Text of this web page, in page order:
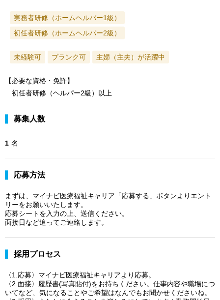
実務者研修（ホームヘルパー1級）
初任者研修（ホームヘルパー2級）
未経験可 ブランク可 主婦（主夫）が活躍中
【必要な資格・免許】
初任者研修（ヘルパー2級）以上
募集人数
1 名
応募方法
まずは、マイナビ医療福祉キャリア「応募する」ボタンよりエント
リーをお願いいたします。
応募シートを入力の上、送信ください。
面接日など追ってご連絡します。
採用プロセス
〈1.応募〉マイナビ医療福祉キャリアより応募。
〈2.面接〉履歴書(写真貼付)をお持ちください。仕事内容や職場につ
いてなど、気になることやご希望はなんでもお聞かせくださいね。